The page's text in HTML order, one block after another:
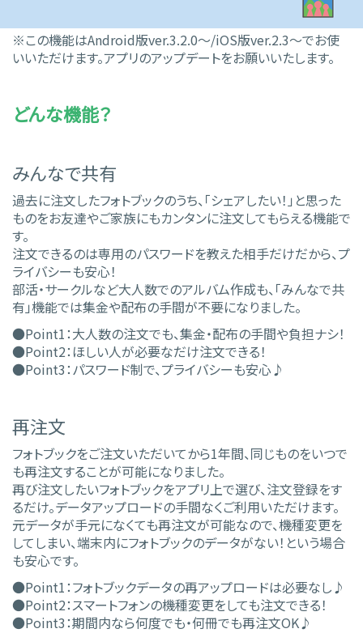
※この機能はAndroid版ver.3.2.0～/iOS版ver.2.3～でお使
いいただけます。アプリのアップデートをお願いいたします。
どんな機能？
みんなで共有
過去に注文したフォトブックのうち、「シェアしたい！」と思った
ものをお友達やご家族にもカンタンに注文してもらえる機能で
す。
注文できるのは専用のパスワードを教えた相手だけだから、プ
ライバシーも安心！
部活・サークルなど大人数でのアルバム作成も、「みんなで共
有」機能では集金や配布の手間が不要になりました。
●Point1：大人数の注文でも、集金・配布の手間や負担ナシ！
●Point2：ほしい人が必要なだけ注文できる！
●Point3：パスワード制で、プライバシーも安心♪
再注文
フォトブックをご注文いただいてから1年間、同じものをいつで
も再注文することが可能になりました。
再び注文したいフォトブックをアプリ上で選び、注文登録をす
るだけ。データアップロードの手間なくご利用いただけます。
元データが手元になくても再注文が可能なので、機種変更を
してしまい、端末内にフォトブックのデータがない！という場合
も安心です。
●Point1：フォトブックデータの再アップロードは必要なし♪
●Point2：スマートフォンの機種変更をしても注文できる！
●Point3：期間内なら何度でも・何冊でも再注文OK♪